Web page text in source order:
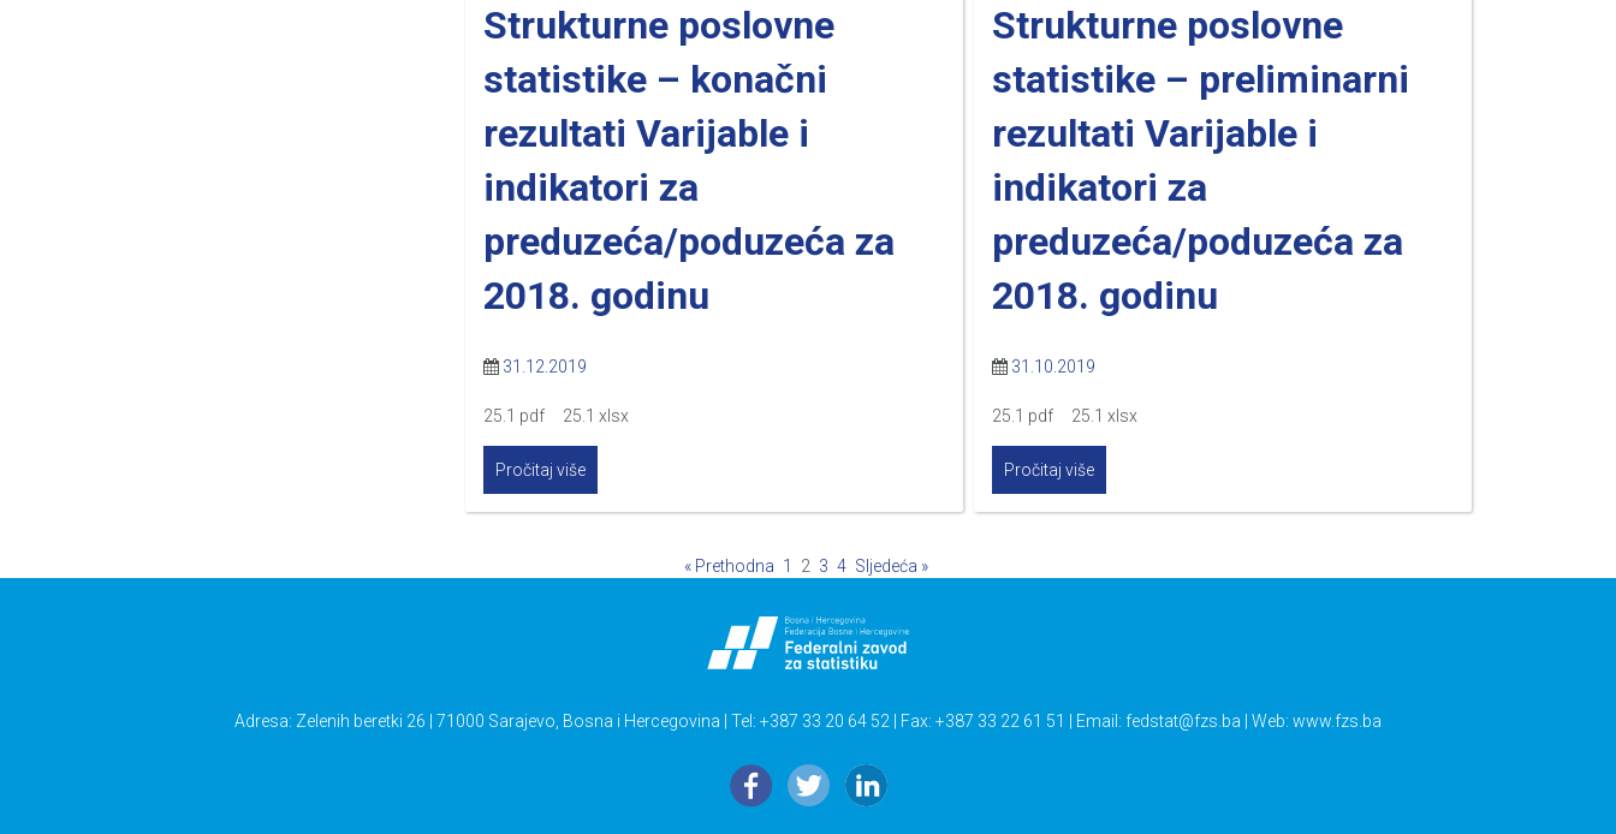
Strukturne poslovne
statistike – konačni
rezultati Varijable i
indikatori za
preduzeća/poduzeća za
2018. godinu
31.12.2019
25.1 pdf 25.1 xlsx
Pročitaj više
Strukturne poslovne
statistike – preliminarni
rezultati Varijable i
indikatori za
preduzeća/poduzeća za
2018. godinu
31.10.2019
25.1 pdf 25.1 xlsx
Pročitaj više
« Prethodna 1 2 3 4 Sljedeća »
Adresa: Zelenih beretki 26 | 71000 Sarajevo, Bosna i Hercegovina | Tel: +387 33 20 64 52 | Fax: +387 33 22 61 51 | Email: fedstat@fzs.ba | Web: www.fzs.ba